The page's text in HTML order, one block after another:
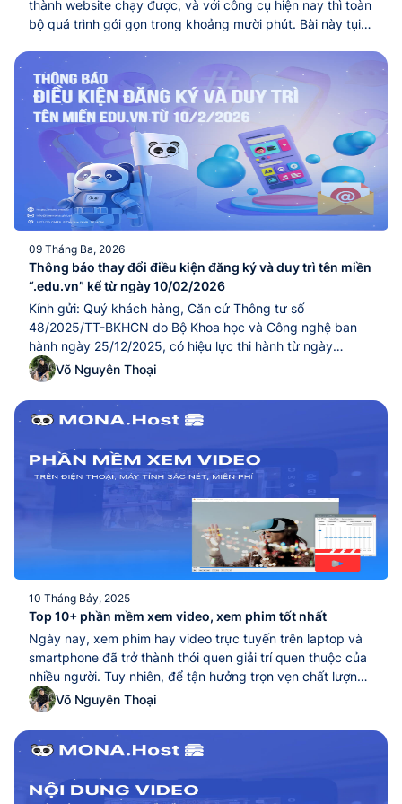
thành website chạy được, và với công cụ hiện nay thì toàn
bộ quá trình gói gọn trong khoảng mười phút. Bài này tụi
cài bằng công cụ tự động trước, hiểu cách...
09 Tháng Ba, 2026
Thông báo thay đổi điều kiện đăng ký và duy trì tên miền
“.edu.vn” kể từ ngày 10/02/2026
Kính gửi: Quý khách hàng, Căn cứ Thông tư số
48/2025/TT-BKHCN do Bộ Khoa học và Công nghệ ban
hành ngày 25/12/2025, có hiệu lực thi hành từ ngày
10/02/2026, quy định về quản lý và sử dụng tài nguyên
Internet tại Việt Nam (bao gồm tên miền “.vn”, địa chỉ IP,
ASN), MONA Host...
Võ Nguyên Thoại
10 Tháng Bảy, 2025
Top 10+ phần mềm xem video, xem phim tốt nhất
Ngày nay, xem phim hay video trực tuyến trên laptop và
smartphone đã trở thành thói quen giải trí quen thuộc của
nhiều người. Tuy nhiên, để tận hưởng trọn vẹn chất lượng
hình ảnh và âm thanh, việc lựa chọn một phần mềm xem
video tốt nhất là yếu tố không thể thiếu. Trong...
Võ Nguyên Thoại